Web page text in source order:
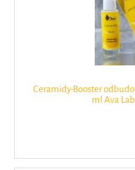
Ceramidy-Booster
ml Ava